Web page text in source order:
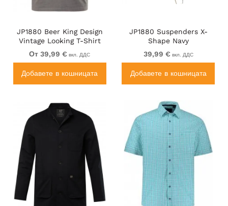
JP1880 Beer King Design
Vintage Looking T-Shirt
Gray
От 39,99 € вкл. ДДС
Добавете в кошницата
JP1880 Suspenders X-
Shape Navy
39,99 € вкл. ДДС
Добавете в кошницата